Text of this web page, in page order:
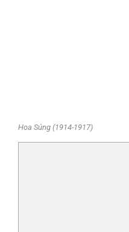
Hoa Súng (1914-1917)